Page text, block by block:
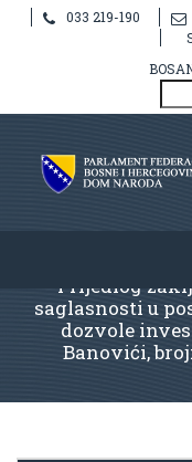
033 219-190
Prijedlog
saglasnosti u
dozvole
Banovići,